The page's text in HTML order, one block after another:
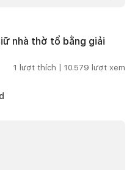
nhà thờ tổ bằng giải
1 lượt thích | 10.579 lượt xem